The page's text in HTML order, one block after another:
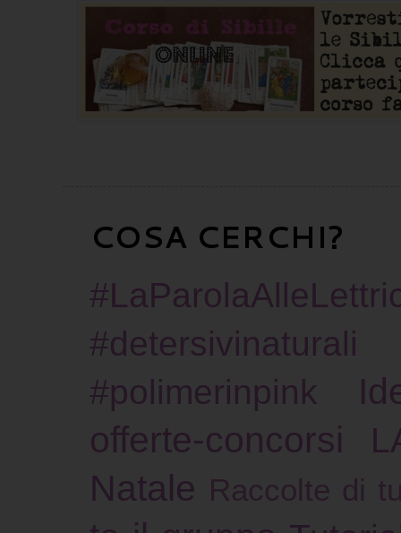
COSA CERCHI?
#detersivinaturali
#polimerinpink
offerte-concorsi
Natale Raccolte di